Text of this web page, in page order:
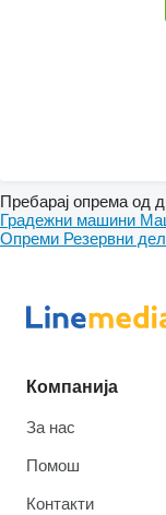
Пребарај опрема од
Градежни машини
Опреми Резервни
Компанија
За нас
Помош
Контакти